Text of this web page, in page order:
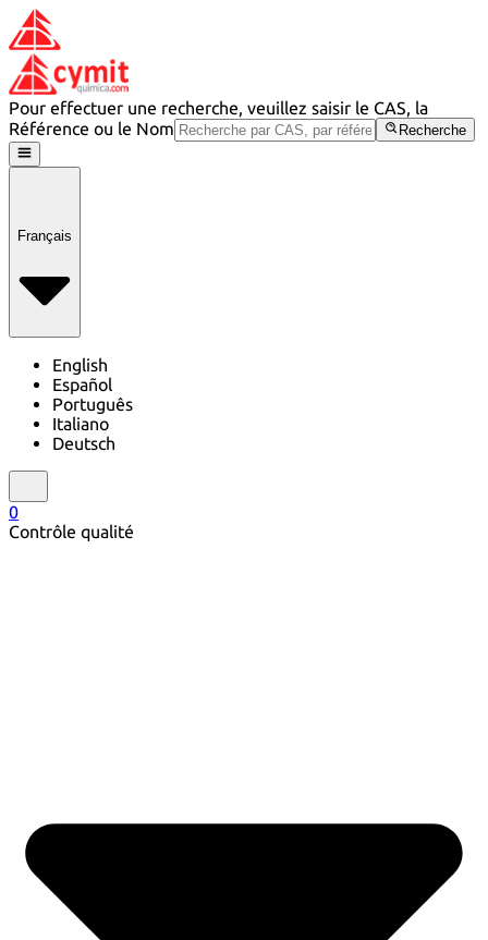
Pour effectuer une recherche, veuillez saisir le CAS, la
Référence ou le Nom
Recherche
Français
English
Español
Português
Italiano
Deutsch
0
Contrôle qualité